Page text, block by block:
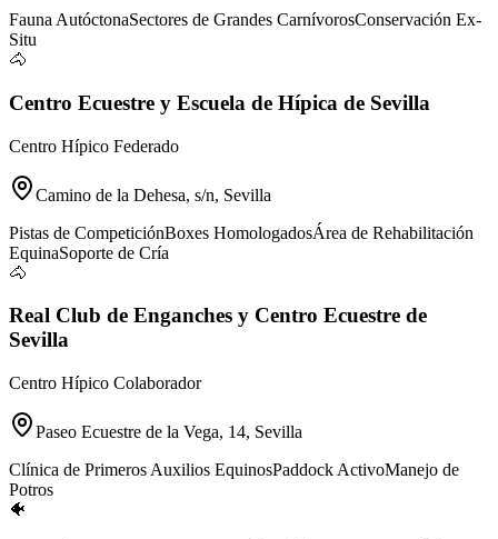
Fauna AutóctonaSectores de Grandes CarnívorosConservación Ex-
Situ
🐴
Centro Ecuestre y Escuela de Hípica de Sevilla
Centro Hípico Federado
Camino de la Dehesa, s/n, Sevilla
Pistas de CompeticiónBoxes HomologadosÁrea de Rehabilitación
EquinaSoporte de Cría
🐴
Real Club de Enganches y Centro Ecuestre de
Sevilla
Centro Hípico Colaborador
Paseo Ecuestre de la Vega, 14, Sevilla
Clínica de Primeros Auxilios EquinosPaddock ActivoManejo de
Potros
🐠